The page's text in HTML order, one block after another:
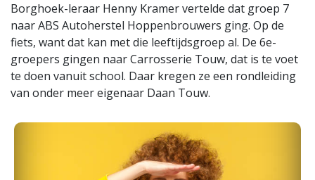
Borghoek-leraar Henny Kramer vertelde dat groep 7
naar ABS Autoherstel Hoppenbrouwers ging. Op de
fiets, want dat kan met die leeftijdsgroep al. De 6e-
groepers gingen naar Carrosserie Touw, dat is te voet
te doen vanuit school. Daar kregen ze een rondleiding
van onder meer eigenaar Daan Touw.